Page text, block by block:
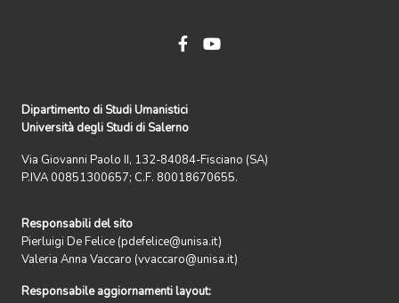
Dipartimento di Studi Umanistici
Università degli Studi di Salerno
Via Giovanni Paolo II, 132-84084-Fisciano (SA)
P.IVA 00851300657; C.F. 80018670655.
Responsabili del sito
Pierluigi De Felice (pdefelice@unisa.it)
Valeria Anna Vaccaro (vvaccaro@unisa.it)
Responsabile aggiornamenti layout: